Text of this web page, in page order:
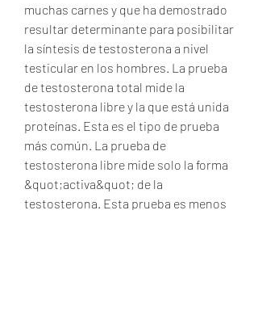
muchas carnes y que ha demostrado
resultar determinante para posibilitar
la síntesis de testosterona a nivel
testicular en los hombres. La prueba
de testosterona total mide la
testosterona libre y la que está unida
proteínas. Esta es el tipo de prueba
más común. La prueba de
testosterona libre mide solo la forma
&quot;activa&quot; de la
testosterona. Esta prueba es menos